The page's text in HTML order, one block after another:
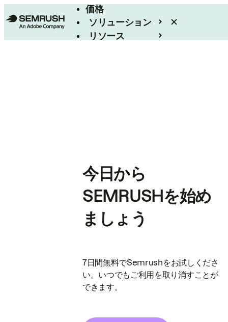
価格
ソリューション
リソース
今日から
SEMRUSHを始め
ましょう
7日間無料でSemrushをお試しくださ
い。いつでもご利用を取り消すことが
できます。